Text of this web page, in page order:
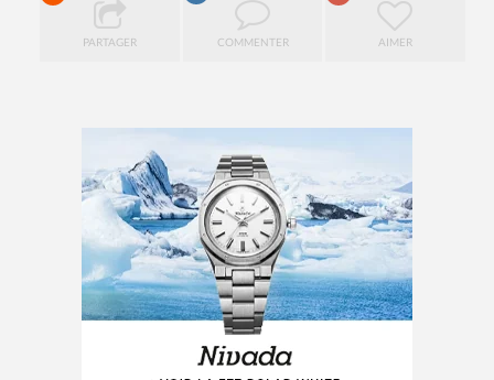
PARTAGER COMMENTER AIMER